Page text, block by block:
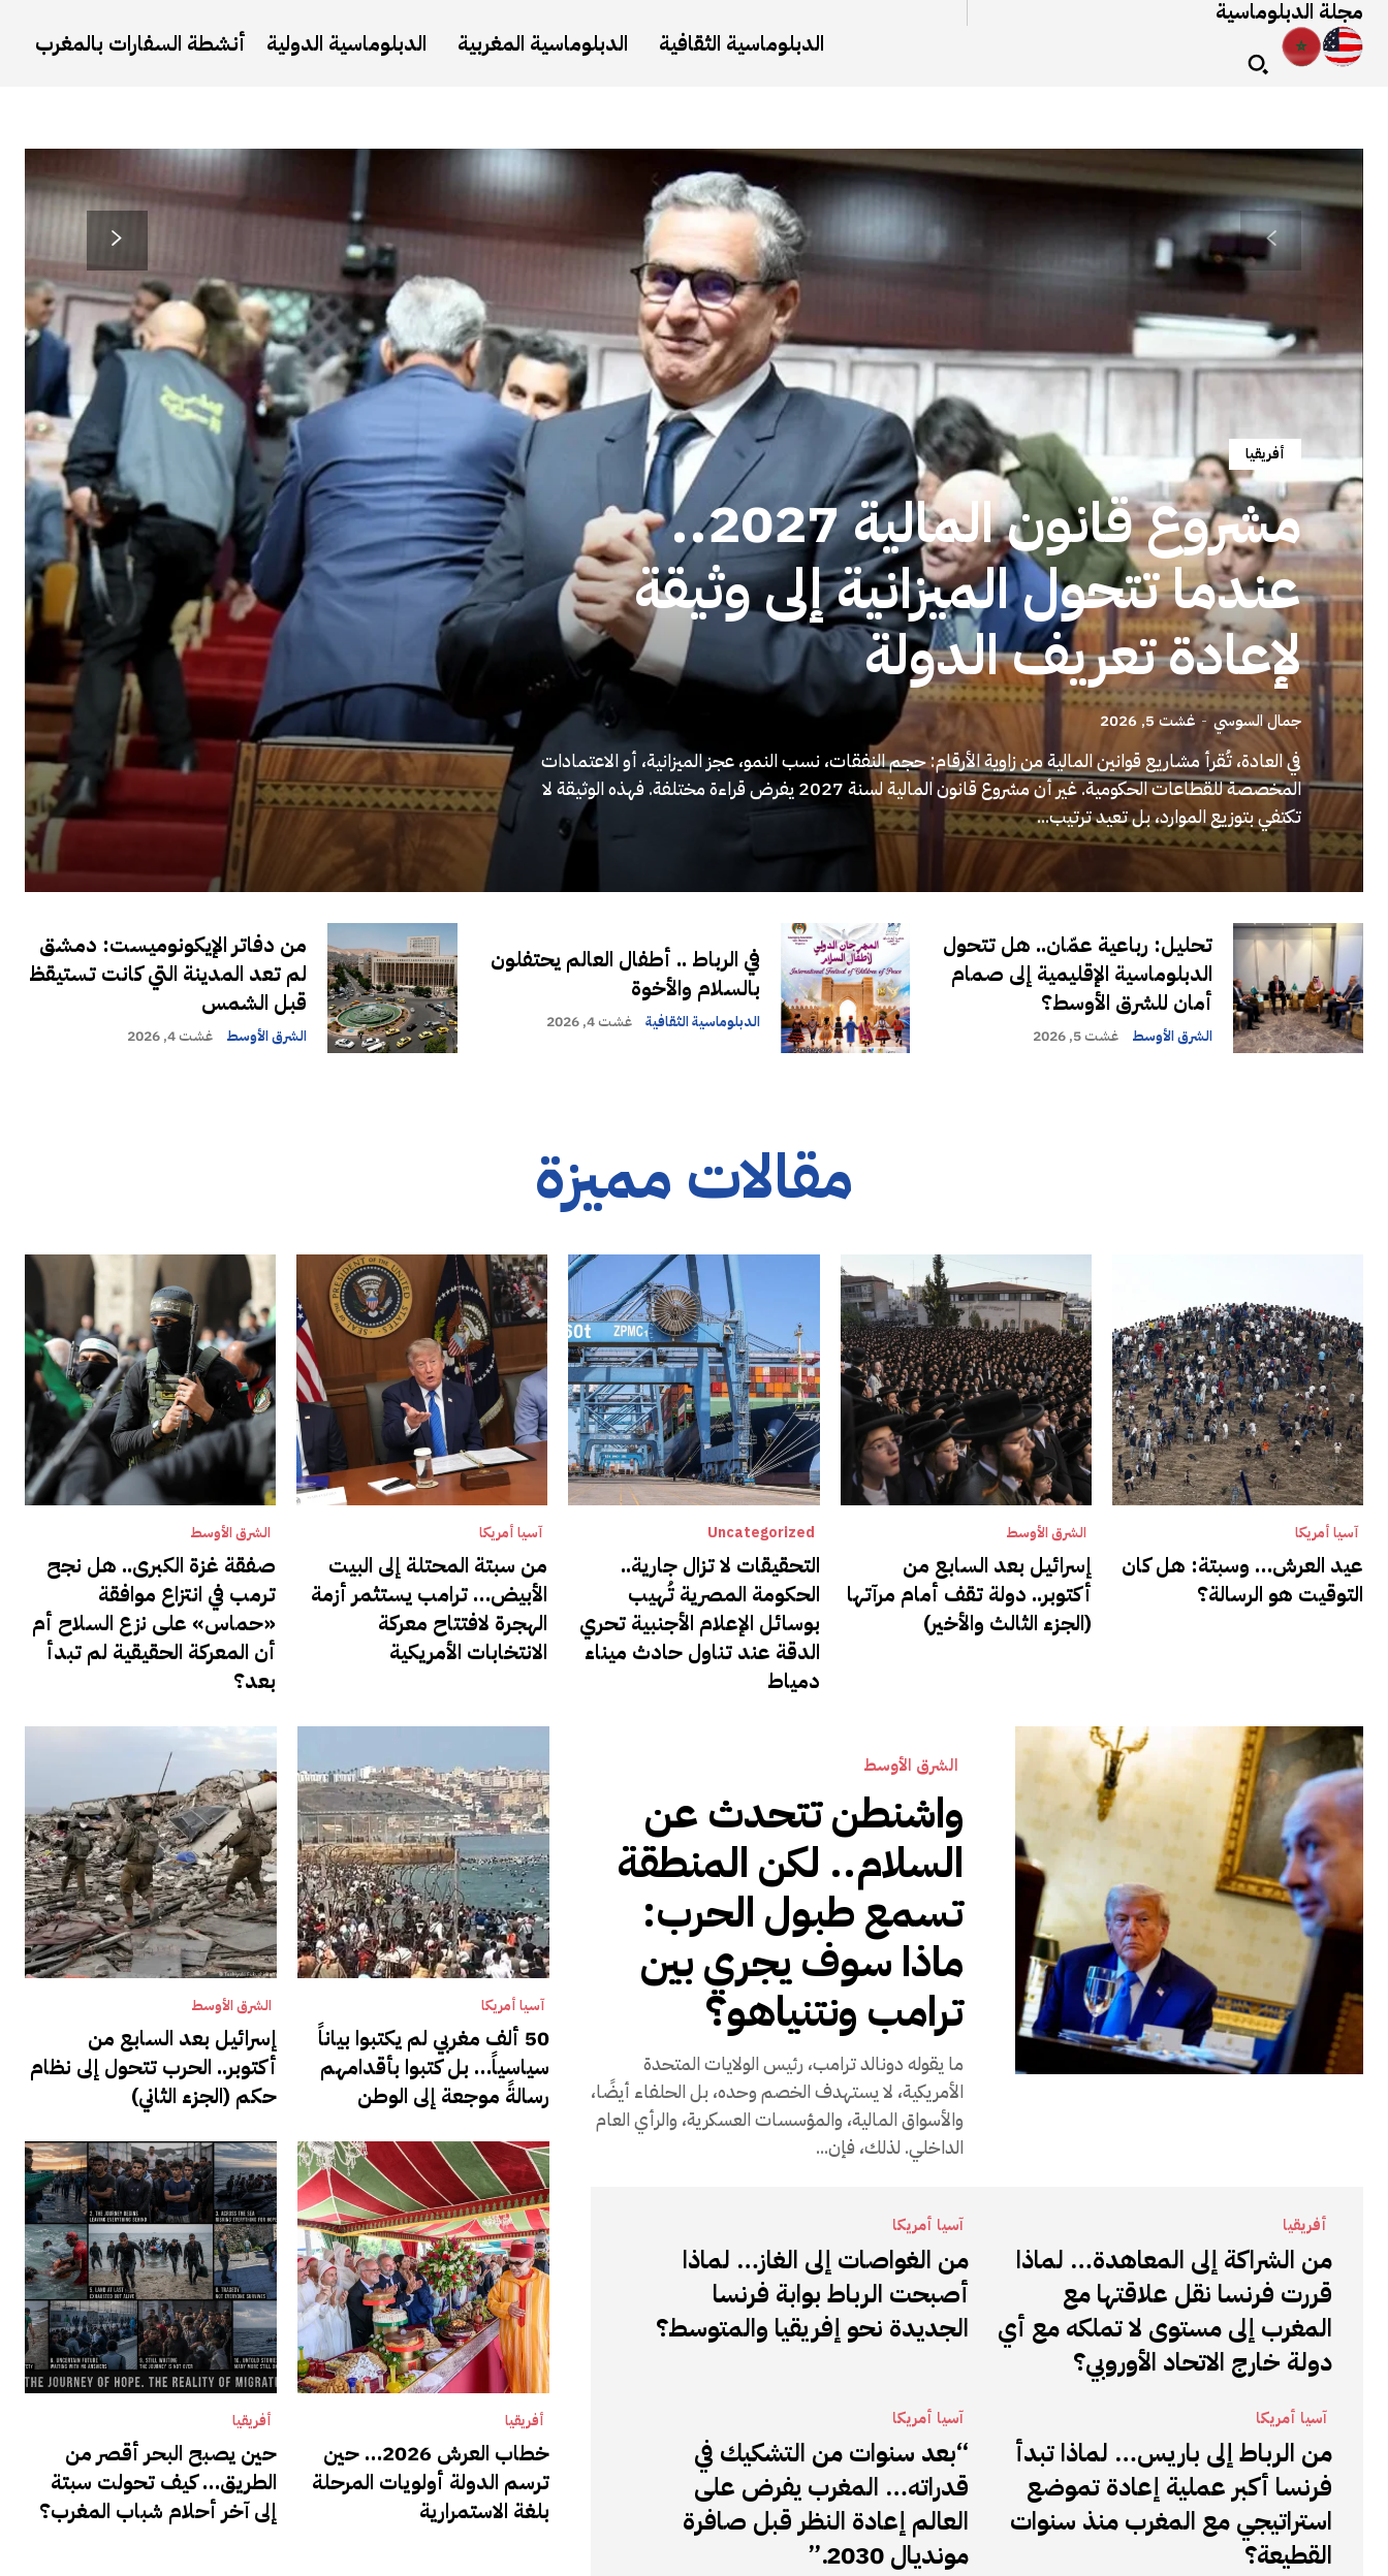
مجلة الدبلوماسية
الدبلوماسية الثقافية
الدبلوماسية المغربية الدبلوماسية الدولية أنشطة السفارات بالمغرب
أفريقيا
مشروع قانون المالية 2027..
عندما تتحول الميزانية إلى وثيقة
لإعادة تعريف الدولة
جمال السوسي - غشت 5, 2026
في العادة، تُقرأ مشاريع قوانين المالية من زاوية الأرقام: حجم النفقات، نسب النمو، عجز الميزانية، أو الاعتمادات
المخصصة للقطاعات الحكومية. غير أن مشروع قانون المالية لسنة 2027 يفرض قراءة مختلفة. فهذه الوثيقة لا
تكتفي بتوزيع الموارد، بل تعيد ترتيب...
تحليل: رباعية عمّان.. هل تتحول
الدبلوماسية الإقليمية إلى صمام
أمان للشرق الأوسط؟
الشرق الأوسط غشت 5, 2026
في الرباط .. أطفال العالم يحتفلون
بالسلام والأخوة
الدبلوماسية الثقافية غشت 4, 2026
من دفاتر الإيكونوميست: دمشق
لم تعد المدينة التي كانت تستيقظ
قبل الشمس
الشرق الأوسط غشت 4, 2026
مقالات مميزة
آسيا أمريكا
عيد العرش… وسبتة: هل كان
التوقيت هو الرسالة؟
الشرق الأوسط
إسرائيل بعد السابع من
أكتوبر.. دولة تقف أمام مرآتها
(الجزء الثالث والأخير)
Uncategorized
التحقيقات لا تزال جارية..
الحكومة المصرية تُهيب
بوسائل الإعلام الأجنبية تحري
الدقة عند تناول حادث ميناء
دمياط
آسيا أمريكا
من سبتة المحتلة إلى البيت
الأبيض… ترامب يستثمر أزمة
الهجرة لافتتاح معركة
الانتخابات الأمريكية
الشرق الأوسط
صفقة غزة الكبرى.. هل نجح
ترمب في انتزاع موافقة
«حماس» على نزع السلاح أم
أن المعركة الحقيقية لم تبدأ
بعد؟
آسيا أمريكا
50 ألف مغربي لم يكتبوا بياناً
سياسياً… بل كتبوا بأقدامهم
رسالةً موجعة إلى الوطن
الشرق الأوسط
إسرائيل بعد السابع من
أكتوبر.. الحرب تتحول إلى نظام
حكم (الجزء الثاني)
أفريقيا
خطاب العرش 2026… حين
ترسم الدولة أولويات المرحلة
بلغة الاستمرارية
أفريقيا
حين يصبح البحر أقصر من
الطريق… كيف تحولت سبتة
إلى آخر أحلام شباب المغرب؟
الشرق الأوسط
واشنطن تتحدث عن
السلام.. لكن المنطقة
تسمع طبول الحرب:
ماذا سوف يجري بين
ترامب ونتنياهو؟
ما يقوله دونالد ترامب، رئيس الولايات المتحدة
الأمريكية، لا يستهدف الخصم وحده، بل الحلفاء أيضًا،
والأسواق المالية، والمؤسسات العسكرية، والرأي العام
الداخلي. لذلك، فإن...
أفريقيا
من الشراكة إلى المعاهدة… لماذا
قررت فرنسا نقل علاقتها مع
المغرب إلى مستوى لا تملكه مع أي
دولة خارج الاتحاد الأوروبي؟
آسيا أمريكا
من الغواصات إلى الغاز… لماذا
أصبحت الرباط بوابة فرنسا
الجديدة نحو إفريقيا والمتوسط؟
آسيا أمريكا
من الرباط إلى باريس… لماذا تبدأ
فرنسا أكبر عملية إعادة تموضع
استراتيجي مع المغرب منذ سنوات
القطيعة؟
آسيا أمريكا
“بعد سنوات من التشكيك في
قدراته… المغرب يفرض على
العالم إعادة النظر قبل صافرة
مونديال 2030.”